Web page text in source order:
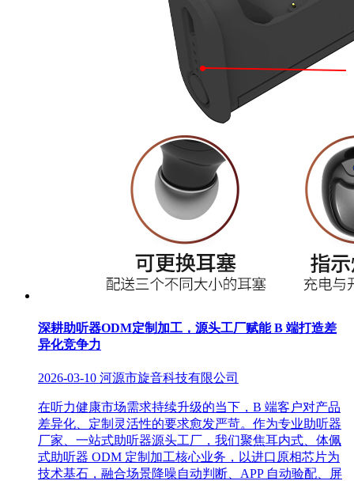
深耕助听器ODM定制加工，源头工厂赋能 B 端打造差
异化竞争力
2026-03-10 河源市旋音科技有限公司
在听力健康市场需求持续升级的当下，B 端客户对产品
差异化、定制灵活性的要求愈发严苛。作为专业助听器
厂家、一站式助听器源头工厂，我们聚焦耳内式、体佩
式助听器 ODM 定制加工核心业务，以进口原相芯片为
技术基石，融合场景降噪自动判断、APP 自动验配、屏